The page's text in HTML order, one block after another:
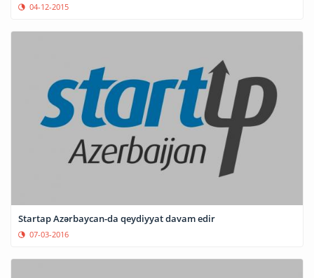
04-12-2015
Startap Azərbaycan-da qeydiyyat davam edir
07-03-2016